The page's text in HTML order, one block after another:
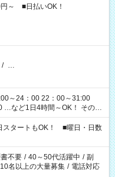
～ ■日払いOK！
/ …
～24：00 22：00～31:00
1日4時間～OK！ その他
相談ください！
タートもOK！ ■曜日・日数
不要 / 40～50代活躍中 / 副
10名以上の大量募集 / 電話対応